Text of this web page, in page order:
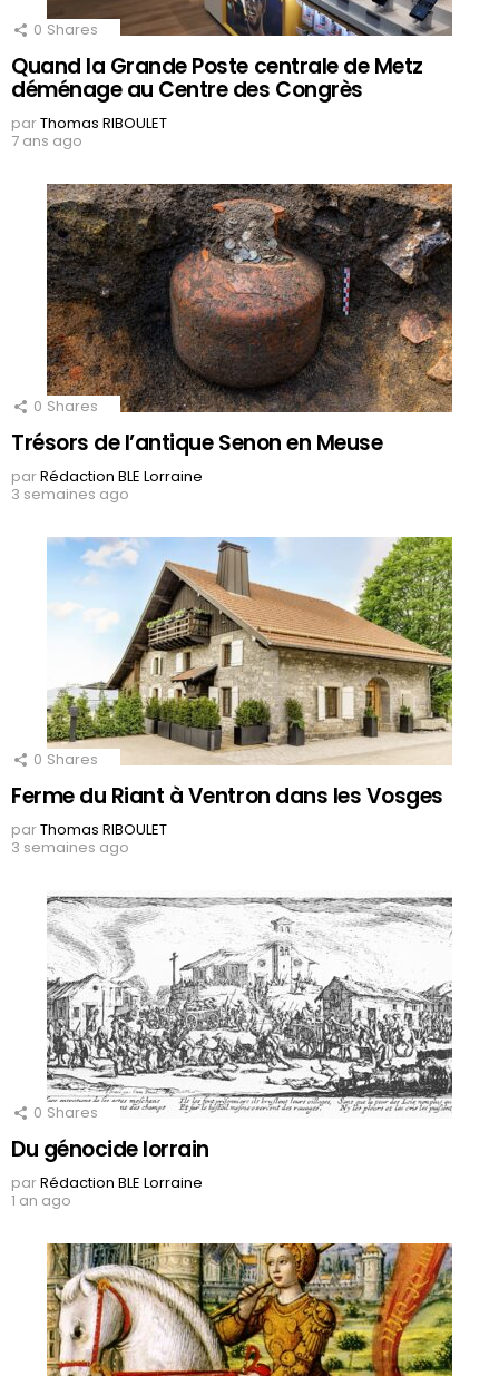
0 Shares
Quand la Grande Poste centrale de Metz
déménage au Centre des Congrès
parThomas RIBOULET
7 ans ago
0 Shares
Trésors de l’antique Senon en Meuse
parRédaction BLE Lorraine
3 semaines ago
0 Shares
Ferme du Riant à Ventron dans les Vosges
parThomas RIBOULET
3 semaines ago
0 Shares
Du génocide lorrain
parRédaction BLE Lorraine
1 an ago